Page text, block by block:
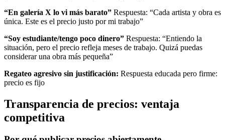
“En galería X lo vi más barato” Respuesta: “Cada artista y obra es
única. Este es el precio justo por mi trabajo”
“Soy estudiante/tengo poco dinero” Respuesta: “Entiendo la
situación, pero el precio refleja meses de trabajo. Quizá puedas
considerar una obra más pequeña”
Regateo agresivo sin justificación: Respuesta educada pero firme:
precio es fijo
Transparencia de precios: ventaja
competitiva